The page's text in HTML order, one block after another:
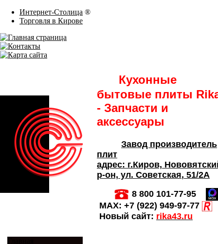
Интернет-Столица ®
Торговля в Кирове
Кухонные
бытовые плиты
- Запчасти и
аксессуары
Завод производитель
плит
адрес: г.Киров,
р-он, ул. Советская, 51/2А
8 800 101-77-95
MAX: +7 (922) 949-97-77
Новый сайт: rika43.ru